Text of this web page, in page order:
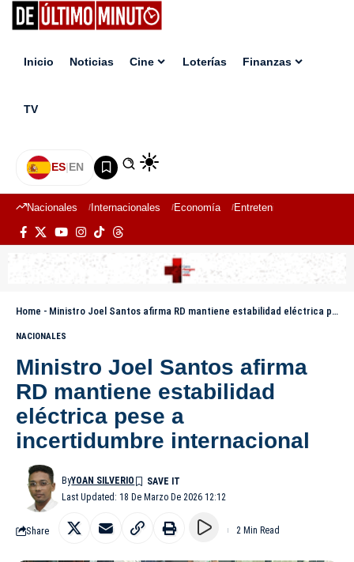
Inicio Noticias Cine Loterías Finanzas
TV
ES|EN
Nacionales Internacionales Economía Entretenimiento
Home - Ministro Joel Santos afirma RD mantiene estabilidad eléctrica pese a incertidumbre internacional
NACIONALES
Ministro Joel Santos afirma
RD mantiene estabilidad
eléctrica pese a
incertidumbre internacional
Last Updated: 18 De Marzo De 2026 12:12
ByYOAN SILVERIO
Share 2 Min Read